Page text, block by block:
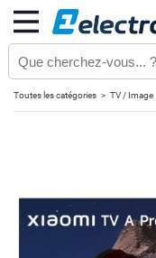
Toutes les catégories TV / Image